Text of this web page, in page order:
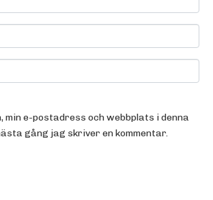
min e-postadress och webbplats i denna
gång jag skriver en kommentar.